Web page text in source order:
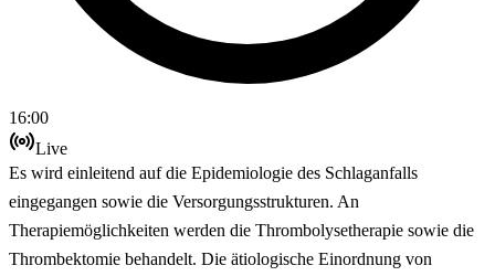
16:00
Live
Es wird einleitend auf die Epidemiologie des Schlaganfalls
eingegangen sowie die Versorgungsstrukturen. An
Therapiemöglichkeiten werden die Thrombolysetherapie sowie die
Thrombektomie behandelt. Die ätiologische Einordnung von